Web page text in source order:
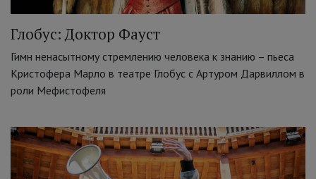
Глобус: Доктор Фауст
Гимн ненасытному стремлению человека к знанию – пьеса
Кристофера Марло в театре Глобус с Артуром Дарвиллом в
роли Мефистофеля